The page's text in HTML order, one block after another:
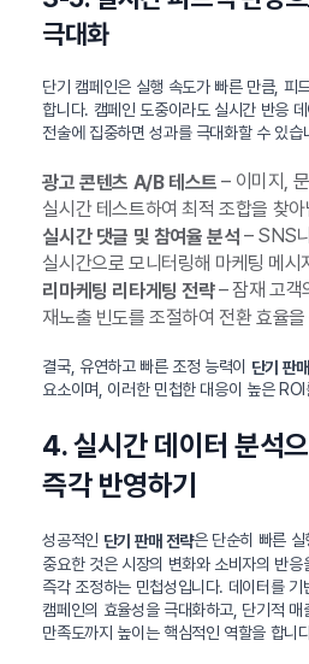
극대화
단기 캠페인은 실행 속도가 빠른 만큼, 피
합니다. 캠페인 도중이라도 실시간 반응
전술에 집중하면 성과를 극대화할 수 있습
광고 콘텐츠 A/B 테스트 – 이미지,
실시간 테스트하여 최적 조합을 찾
실시간 댓글 및 참여율 분석 – SNS
실시간으로 모니터링해 마케팅 메시
리마케팅 리타게팅 전략– 잠재 고객
재노출 빈도를 조절하여 전환 효율
결국, 유연하고 빠른 조정 능력이 단기 판
요소이며, 이러한 민첩한 대응이 높은
4. 실시간 데이터 분석
즉각 반영하기
성공적인 단기 판매 전략은 단순히 빠른 실
중요한 것은 시장의 변화와 소비자의 반
즉각 조정하는 민첩성입니다. 데이터를
캠페인의 효율성을 극대화하고, 단기적 매
만족도까지 높이는 핵심적인 역할을 합니